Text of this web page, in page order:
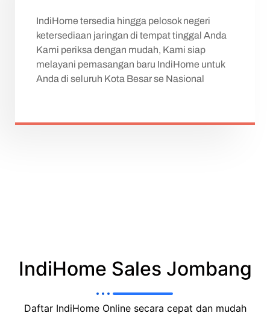
IndiHome tersedia hingga pelosok negeri
ketersediaan jaringan di tempat tinggal Anda
Kami periksa dengan mudah, Kami siap
melayani pemasangan baru IndiHome untuk
Anda di seluruh Kota Besar se Nasional
IndiHome Sales Jombang
Daftar IndiHome Online secara cepat dan mudah